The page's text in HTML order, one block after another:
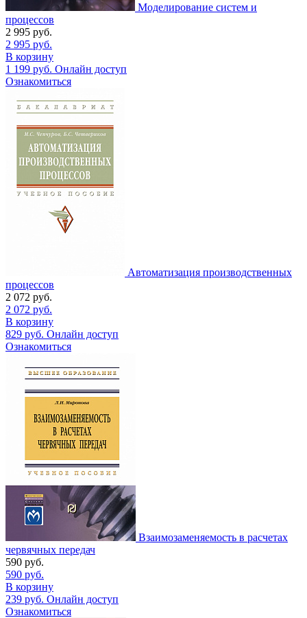
Моделирование систем и
процессов
2 995 руб.
2 995 руб.
В корзину
1 199 руб. Онлайн доступ
Ознакомиться
Автоматизация производственных
процессов
2 072 руб.
2 072 руб.
В корзину
829 руб. Онлайн доступ
Ознакомиться
Взаимозаменяемость в расчетах
червячных передач
590 руб.
590 руб.
В корзину
239 руб. Онлайн доступ
Ознакомиться